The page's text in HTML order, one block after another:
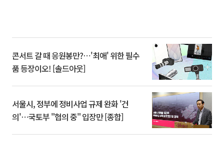
콘서트 갈 때 응원봉만?⋯'최애' 위한 필수
품 등장이오! [솔드아웃]
서울시, 정부에 정비사업 규제 완화 '건
의'⋯국토부 "협의 중" 입장만 [종합]